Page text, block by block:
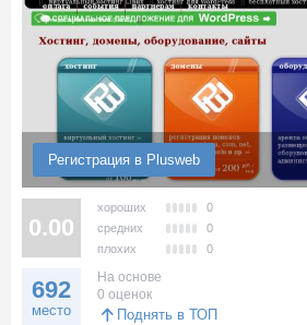
Регистрация в Plusweb
0.00
хороших
0
средних
0
плохих
0
692
место
На основе
0 оценок
Поднять в ТОП